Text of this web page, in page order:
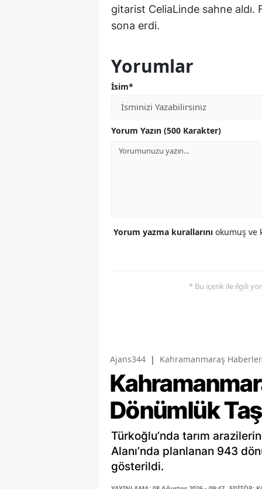
gitarist CeliaLinde sahne
sona erdi.
Yorumlar
İsim*
Yorum Yazın (500 Karakter)
Yorum yazma kurallarını okumuş ve
* Bu içerik ile ilgili
Ajans344 | Kahramanmaraş
Dönümlük
Türkoğlu’nda tarım
Alanı’nda planlanan 943
gösterildi.